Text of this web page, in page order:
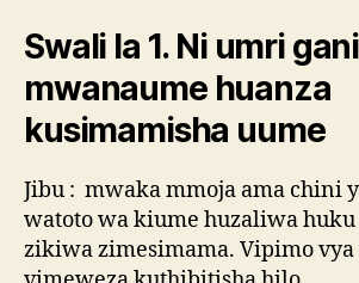
Swali la 1. Ni umri gani
mwanaume huanza
kusimamisha uume
Jibu : mwaka mmoja ama chini
watoto wa kiume huzaliwa huku
zikiwa zimesimama. Vipimo